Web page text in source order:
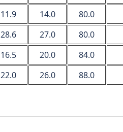
11.9 14.0
80.0
28.6 27.0
80.0
16.5 20.0
84.0
22.0 26.0 88.0